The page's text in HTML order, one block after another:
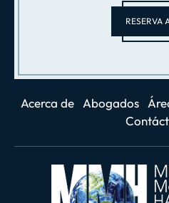
RESERVA
Acerca de Abogados